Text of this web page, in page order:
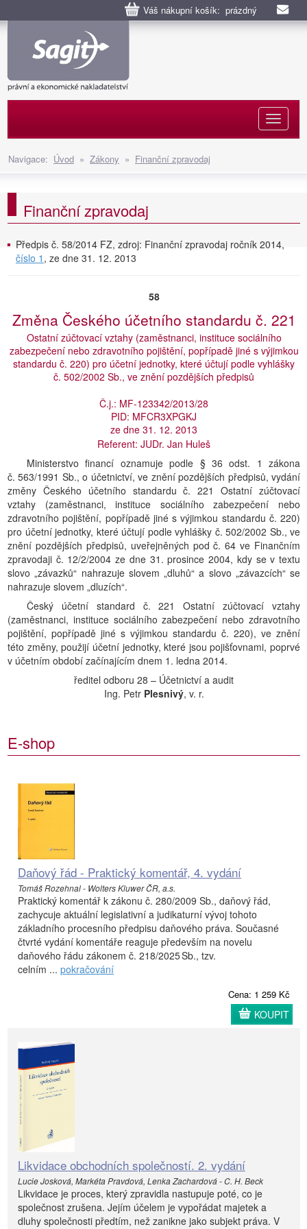
Váš nákupní košík: prázdný
Navigace: Úvod » Zákony » Finanční zpravodaj
Finanční zpravodaj
Předpis č. 58/2014 FZ, zdroj: Finanční zpravodaj ročník 2014,
číslo 1 , ze dne 31. 12. 2013
58
Změna Českého účetního standardu č. 221
Ostatní zúčtovací vztahy (zaměstnanci, instituce sociálního
zabezpečení nebo zdravotního pojištění, popřípadě jiné s výjimkou
standardu č. 220) pro účetní jednotky, které účtují podle vyhlášky
č. 502/2002 Sb., ve znění pozdějších předpisů
Č.j.: MF-123342/2013/28
PID: MFCR3XPGKJ
ze dne 31. 12. 2013
Referent: JUDr. Jan Huleš
Ministerstvo financí oznamuje podle § 36 odst. 1 zákona
č. 563/1991 Sb., o účetnictví, ve znění pozdějších předpisů, vydání
změny Českého účetního standardu č. 221 Ostatní zúčtovací
vztahy (zaměstnanci, instituce sociálního zabezpečení nebo
zdravotního pojištění, popřípadě jiné s výjimkou standardu č. 220)
pro účetní jednotky, které účtují podle vyhlášky č. 502/2002 Sb., ve
znění pozdějších předpisů, uveřejněných pod č. 64 ve Finančním
zpravodaji č. 12/2/2004 ze dne 31. prosince 2004, kdy se v textu
slovo „závazků“ nahrazuje slovem „dluhů“ a slovo „závazcích“ se
nahrazuje slovem „dluzích“.
Český účetní standard č. 221 Ostatní zúčtovací vztahy
(zaměstnanci, instituce sociálního zabezpečení nebo zdravotního
pojištění, popřípadě jiné s výjimkou standardu č. 220), ve znění
této změny, použijí účetní jednotky, které jsou pojišťovnami, poprvé
v účetním období začínajícím dnem 1. ledna 2014.
ředitel odboru 28 – Účetnictví a audit
Ing. Petr Plesnivý, v. r.
E-shop
Daňový řád - Praktický komentář, 4. vydání
Tomáš Rozehnal - Wolters Kluwer ČR, a.s.
Praktický komentář k zákonu č. 280/2009 Sb., daňový řád,
zachycuje aktuální legislativní a judikaturní vývoj tohoto
základního procesního předpisu daňového práva. Současné
čtvrté vydání komentáře reaguje především na novelu
daňového řádu zákonem č. 218/2025 Sb., tzv.
celním ... pokračování
Cena: 1 259 Kč
KOUPIT
Likvidace obchodních společností. 2. vydání
Lucie Josková, Markéta Pravdová, Lenka Zachardová - C. H. Beck
Likvidace je proces, který zpravidla nastupuje poté, co je
společnost zrušena. Jejím účelem je vypořádat majetek a
dluhy společnosti předtím, než zanikne jako subjekt práva. V